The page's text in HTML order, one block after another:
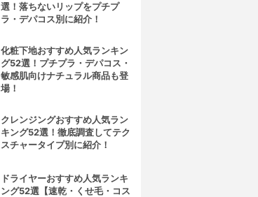
選！落ちないリップをプチプ
ラ・デパコス別に紹介！
化粧下地おすすめ人気ランキン
グ52選！プチプラ・デパコス・
敏感肌向けナチュラル商品も登
場！
クレンジングおすすめ人気ラン
キング52選！徹底調査してテク
スチャータイプ別に紹介！
ドライヤーおすすめ人気ランキ
ング52選【速乾・くせ毛・コス